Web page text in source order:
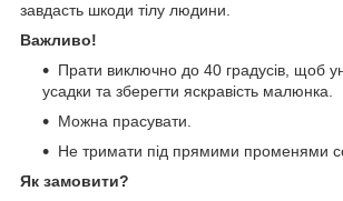
завдасть шкоди тілу людини.
Важливо!
Прати виключно до 40 градусів, щоб
усадки та зберегти яскравість малюнка.
Можна прасувати.
Не тримати під прямими променями
Як замовити?